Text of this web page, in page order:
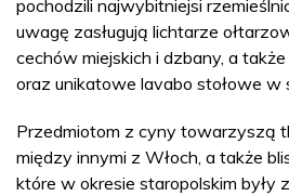
pochodzili najwybitniejsi
uwagę zasługują lichtarze
cechów miejskich i dzbany, a
oraz unikatowe lavabo stołowe w
Przedmiotom z cyny towarzyszą
między innymi z Włoch, a także
które w okresie staropolskim były